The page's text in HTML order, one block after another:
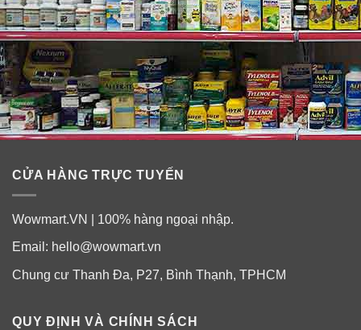
CỬA HÀNG TRỰC TUYẾN
Wowmart.VN | 100% hàng ngoại nhập.
Email: hello@wowmart.vn
Chung cư Thanh Đa, P27, Bình Thạnh, TPHCM
QUY ĐỊNH VÀ CHÍNH SÁCH